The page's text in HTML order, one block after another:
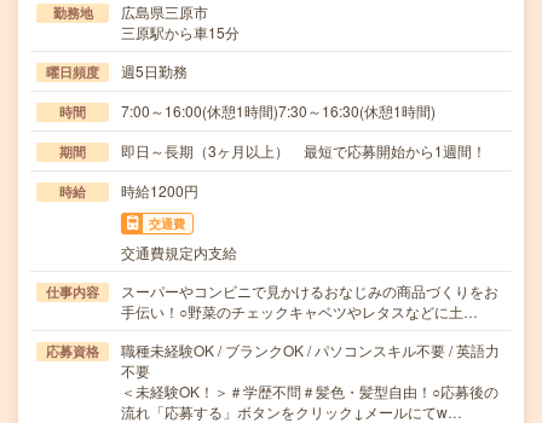
勤務地
広島県三原市
三原駅から車15分
曜日頻度 週5日勤務
時間 7:00～16:00(休憩1時間)7:30～16:30(休憩1時間)
期間 即日～長期（3ヶ月以上） 最短で応募開始から1週間！
時給 時給1200円
交通費
交通費規定内支給
仕事内容
スーパーやコンビニで見かけるおなじみの商品づくりをお
手伝い！○野菜のチェックキャベツやレタスなどに土…
応募資格
職種未経験OK / ブランクOK / パソコンスキル不要 / 英語力
不要
＜未経験OK！＞＃学歴不問＃髪色・髪型自由！○応募後の
流れ「応募する」ボタンをクリック↓メールにてw…